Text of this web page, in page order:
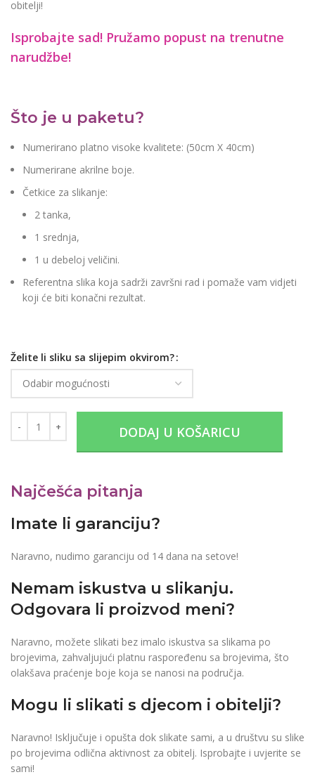
obitelji!
Isprobajte sad! Pružamo popust na trenutne
narudžbe!
Što je u paketu?
Numerirano platno visoke kvalitete: (50cm X 40cm)
Numerirane akrilne boje.
Četkice za slikanje:
2 tanka,
1 srednja,
1 u debeloj veličini.
Referentna slika koja sadrži završni rad i pomaže vam vidjeti
koji će biti konačni rezultat.
Želite li sliku sa slijepim okvirom?
DODAJ U KOŠARICU
Najčešća pitanja
Imate li garanciju?
Naravno, nudimo garanciju od 14 dana na setove!
Nemam iskustva u slikanju.
Odgovara li proizvod meni?
Naravno, možete slikati bez imalo iskustva sa slikama po
brojevima, zahvaljujući platnu raspoređenu sa brojevima, što
olakšava praćenje boje koja se nanosi na područja.
Mogu li slikati s djecom i obitelji?
Naravno! Isključuje i opušta dok slikate sami, a u društvu su slike
po brojevima odlična aktivnost za obitelj. Isprobajte i uvjerite se
sami!